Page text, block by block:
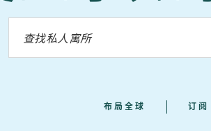
布局全球 订阅